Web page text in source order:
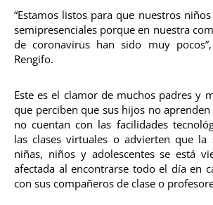
“Estamos listos para que nuestros
semipresenciales porque en nuestra
de coronavirus han sido muy
Rengifo.
Este es el clamor de muchos padres y
que perciben que sus hijos no aprenden
no cuentan con las facilidades
las clases virtuales o advierten que la
niñas, niños y adolescentes se está
afectada al encontrarse todo el día en
con sus compañeros de clase o